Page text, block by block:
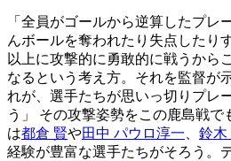
「全員がゴールから逆算したプレ
んボールを奪われたり失点したり
以上に攻撃的に勇敢的に戦うから
なるという考え方。それを監督が
れが、選手たちが思いっ切りプレ
う」 その攻撃姿勢をこの鹿島戦で
は都倉 賢や田中 パウロ淳一 鈴木
経験が豊富な選手たちがそろう。